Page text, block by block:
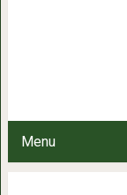
Menu